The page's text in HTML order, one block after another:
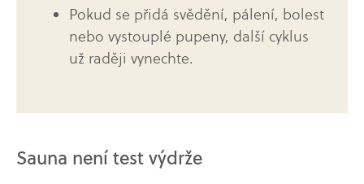
Pokud se přidá svědění, pálení, bolest
nebo vystouplé pupeny, další cyklus
už raději vynechte.
Sauna není test výdrže